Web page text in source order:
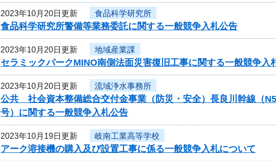
2023年10月20日更新 食品科学研究所
食品科学研究所警備等業務委託に関する一般競争入札公告
2023年10月20日更新 地域産業課
セラミックパークMINO南側法面災害復旧工事に関する一般競争入
2023年10月20日更新 流域浄水事務所
公共 社会資本整備総合交付金事業（防災・安全）長良川幹線（
号）に関する一般競争入札公告
2023年10月19日更新 岐南工業高等学校
アーク溶接機の購入及び設置工事に係る一般競争入札について